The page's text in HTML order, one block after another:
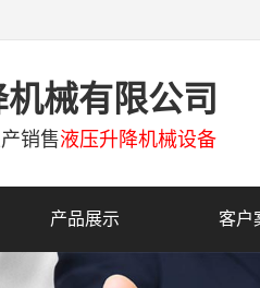
械有限公司
销售液压升降机械设备
产品展示 客户